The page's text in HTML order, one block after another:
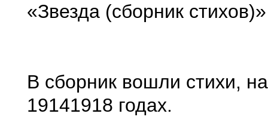
«Звезда (сборник стихов)»
В сборник вошли стихи,
19141918 годах.